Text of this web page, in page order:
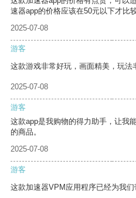
速器app的价格应该在50元以下才比较
2025-07-08
游客
这款游戏非常好玩，画面精美，玩法
2025-07-08
游客
这款app是我购物的得力助手，让我
的商品。
2025-07-08
游客
这款加速器VPM应用程序已经为我们